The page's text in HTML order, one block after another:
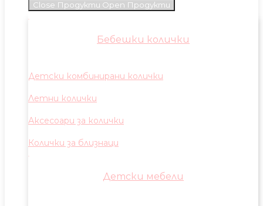
Close Продукти Open Продукти
Бебешки колички
Детски комбинирани колички
Летни колички
Аксесоари за колички
Колички за близнаци
Детски мебели